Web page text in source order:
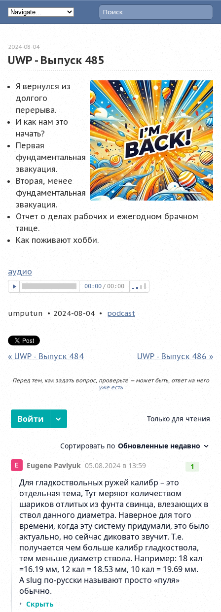
UWP - Выпуск 485
2024-08-04
Я вернулся из
долгого
перерыва.
И как нам это
начать?
Первая
фундаментальная
эвакуация.
Вторая, менее
фундаментальная
эвакуация.
Отчет о делах рабочих и ежегодном брачном
танце.
Как поживают хобби.
аудио
00:00 / 00:00
umputun 2024-08-04 podcast
« UWP - Выпуск 484 UWP - Выпуск 486 »
Перед тем, как задать вопрос, проверьте — может быть, ответ на него
уже есть